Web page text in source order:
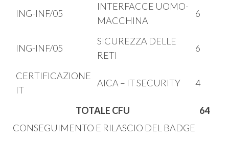
ING-INF/05
INTERFACCE UOMO-
MACCHINA
6
ING-INF/05
SICUREZZA DELLE
RETI
6
CERTIFICAZIONE
IT
AICA – IT SECURITY 4
TOTALE CFU
64
CONSEGUIMENTO E RILASCIO DEL BADGE